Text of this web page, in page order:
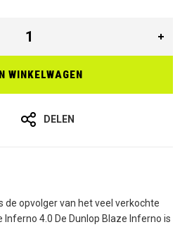
WINKELWAGEN
DELEN
de opvolger van het veel verkochte
Inferno 4.0 De Dunlop Blaze Inferno is